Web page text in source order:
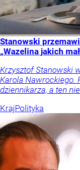
Stanowski
„Wazelina jakich
Krzysztof Stanowski
Karola Nawrockiego.
dziennikarza, a ten
KrajPolityka